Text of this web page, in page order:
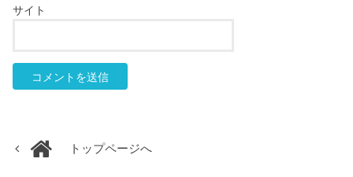
サイト
トップページへ